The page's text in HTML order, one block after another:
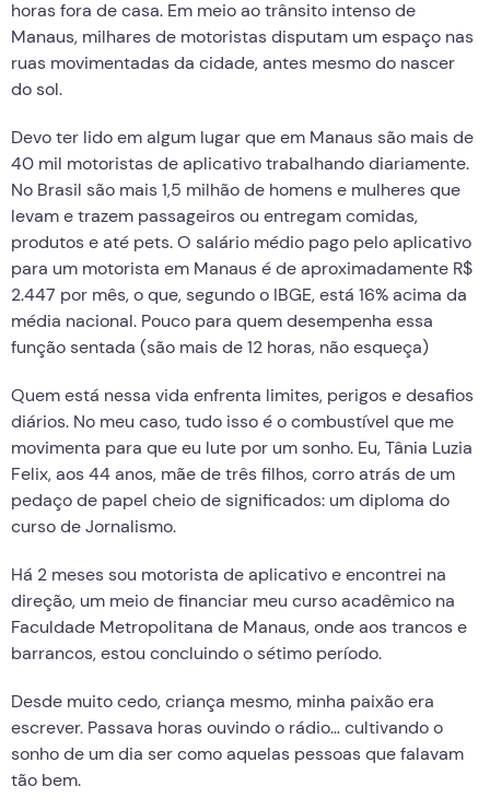
horas fora de casa. Em meio ao trânsito intenso de
Manaus, milhares de motoristas disputam um espaço nas
ruas movimentadas da cidade, antes mesmo do nascer
do sol.
Devo ter lido em algum lugar que em Manaus são mais de
40 mil motoristas de aplicativo trabalhando diariamente.
No Brasil são mais 1,5 milhão de homens e mulheres que
levam e trazem passageiros ou entregam comidas,
produtos e até pets. O salário médio pago pelo aplicativo
para um motorista em Manaus é de aproximadamente R$
2.447 por mês, o que, segundo o IBGE, está 16% acima da
média nacional. Pouco para quem desempenha essa
função sentada (são mais de 12 horas, não esqueça)
Quem está nessa vida enfrenta limites, perigos e desafios
diários. No meu caso, tudo isso é o combustível que me
movimenta para que eu lute por um sonho. Eu, Tânia Luzia
Felix, aos 44 anos, mãe de três filhos, corro atrás de um
pedaço de papel cheio de significados: um diploma do
curso de Jornalismo.
Há 2 meses sou motorista de aplicativo e encontrei na
direção, um meio de financiar meu curso acadêmico na
Faculdade Metropolitana de Manaus, onde aos trancos e
barrancos, estou concluindo o sétimo período.
Desde muito cedo, criança mesmo, minha paixão era
escrever. Passava horas ouvindo o rádio… cultivando o
sonho de um dia ser como aquelas pessoas que falavam
tão bem.